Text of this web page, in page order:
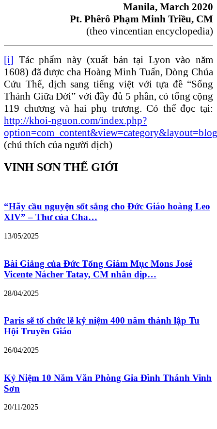
Manila, March 2020
Pt. Phêrô Phạm Minh Triều, CM
(theo vincentian encyclopedia)
[i] Tác phẩm này (xuất bản tại Lyon vào năm
1608) đã được cha Hoàng Minh Tuấn, Dòng Chúa
Cứu Thế, dịch sang tiếng việt với tựa đề “Sống
Thánh Giữa Đời” với đầy đủ 5 phần, có tổng cộng
119 chương và hai phụ trương. Có thể đọc tại:
http://khoi-nguon.com/index.php?
(chú thích của người dịch)
VINH SƠN THẾ GIỚI
“Hãy cầu nguyện sốt sắng cho Đức Giáo hoàng Leo
XIV” – Thư của Cha…
13/05/2025
Bài Giảng của Đức Tổng Giám Mục Mons José
Vicente Nácher Tatay, CM nhân dịp…
28/04/2025
Paris sẽ tổ chức lễ kỷ niệm 400 năm thành lập Tu
Hội Truyền Giáo
26/04/2025
Kỷ Niệm 10 Năm Văn Phòng Gia Đình Thánh Vinh
Sơn
20/11/2025